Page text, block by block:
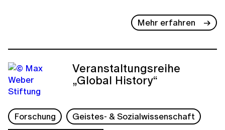
Mehr erfahren
Veranstaltungsreihe
„Global History“
Forschung
Geistes- & Sozialwissenschaft